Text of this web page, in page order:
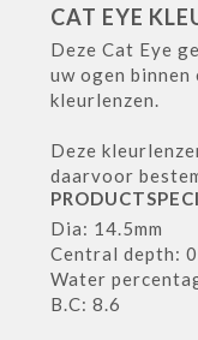
CAT EYE
Deze Cat Eye
uw ogen
kleurlenzen.
Deze
daarvoor
Dia: 14.5mm
Central depth:
Water
B.C: 8.6